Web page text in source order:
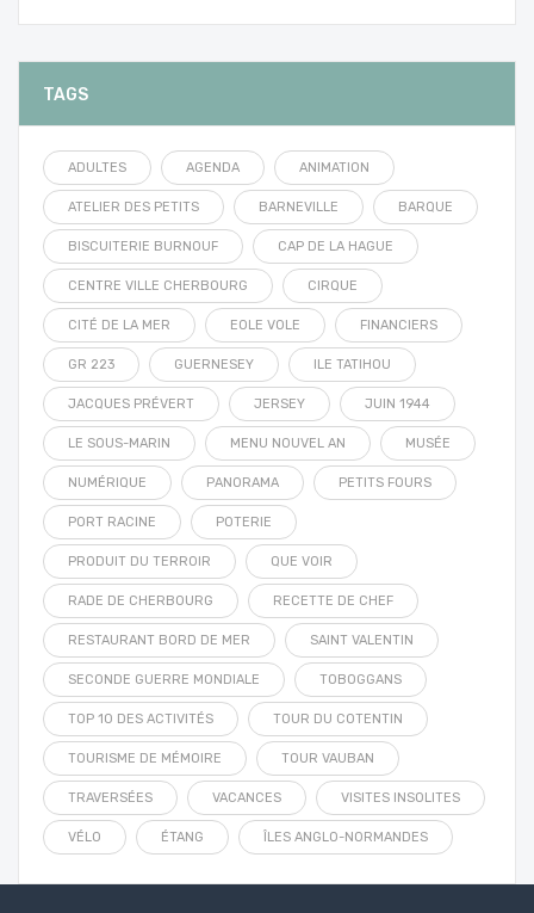
TAGS
ADULTES AGENDA ANIMATION
ATELIER DES PETITS BARNEVILLE BARQUE
BISCUITERIE BURNOUF CAP DE LA HAGUE
CENTRE VILLE CHERBOURG CIRQUE
CITÉ DE LA MER EOLE VOLE FINANCIERS
GR 223 GUERNESEY ILE TATIHOU
JACQUES PRÉVERT JERSEY JUIN 1944
LE SOUS-MARIN MENU NOUVEL AN MUSÉE
NUMÉRIQUE PANORAMA PETITS FOURS
PORT RACINE POTERIE
PRODUIT DU TERROIR QUE VOIR
RADE DE CHERBOURG RECETTE DE CHEF
RESTAURANT BORD DE MER SAINT VALENTIN
SECONDE GUERRE MONDIALE TOBOGGANS
TOP 10 DES ACTIVITÉS TOUR DU COTENTIN
TOURISME DE MÉMOIRE TOUR VAUBAN
TRAVERSÉES VACANCES VISITES INSOLITES
VÉLO ÉTANG ÎLES ANGLO-NORMANDES